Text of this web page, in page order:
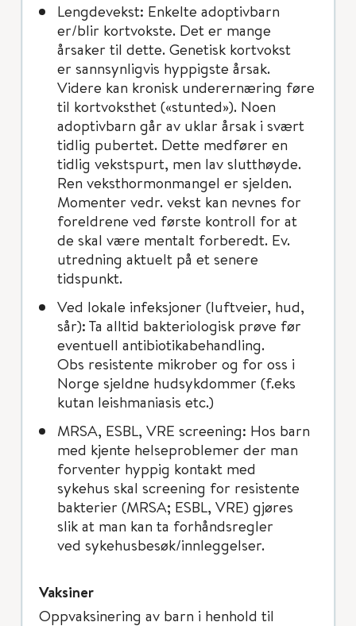
Lengdevekst: Enkelte adoptivbarn
er/blir kortvokste. Det er mange
årsaker til dette. Genetisk kortvokst
er sannsynligvis hyppigste årsak.
Videre kan kronisk underernæring føre
til kortvoksthet («stunted»). Noen
adoptivbarn går av uklar årsak i svært
tidlig pubertet. Dette medfører en
tidlig vekstspurt, men lav slutthøyde.
Ren veksthormonmangel er sjelden.
Momenter vedr. vekst kan nevnes for
foreldrene ved første kontroll for at
de skal være mentalt forberedt. Ev.
utredning aktuelt på et senere
tidspunkt.
Ved lokale infeksjoner (luftveier, hud,
sår): Ta alltid bakteriologisk prøve før
eventuell antibiotikabehandling.
Obs resistente mikrober og for oss i
Norge sjeldne hudsykdommer (f.eks
kutan leishmaniasis etc.)
MRSA, ESBL, VRE screening: Hos barn
med kjente helseproblemer der man
forventer hyppig kontakt med
sykehus skal screening for resistente
bakterier (MRSA; ESBL, VRE) gjøres
slik at man kan ta forhåndsregler
ved sykehusbesøk/innleggelser.
Vaksiner
Oppvaksinering av barn i henhold til